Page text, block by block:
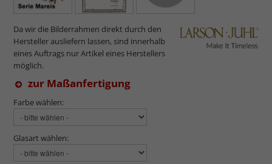
Da wir die Bilderrahmen direkt durch den
Hersteller ausliefern lassen, sind innerhalb
eines Auftrags nur Artikel eines Herstellers
möglich.
zur Maßanfertigung
Farbe wählen:
Glasart wählen: